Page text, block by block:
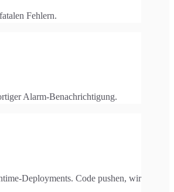
Fehlern.
Alarm-Benachrichtigung.
Deployments. Code pushen, wir